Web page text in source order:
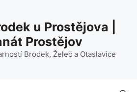
u Prostějova |
Prostějov
Brodek, Želeč a Otaslavice